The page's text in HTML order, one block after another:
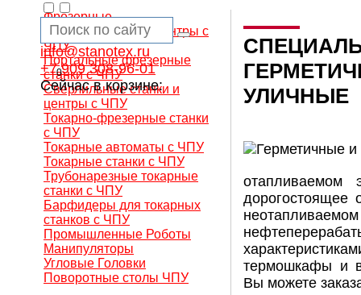
info@stanotex.ru
+7 909 308-96-01
Сейчас в корзине:
0
Фрезерные
обрабатывающие центры с
ЧПУ
Портальные фрезерные
станки с ЧПУ
Сверлильные станки и
центры с ЧПУ
Токарно-фрезерные станки
с ЧПУ
Токарные автоматы с ЧПУ
Токарные станки с ЧПУ
Трубонарезные токарные
станки с ЧПУ
Барфидеры для токарных
станков с ЧПУ
Промышленные Роботы
Манипуляторы
Угловые Головки
Поворотные столы ЧПУ
УЛИЧНЫЕ
отапливаемом
дорогостоящее
термошкафы и
Вы можете